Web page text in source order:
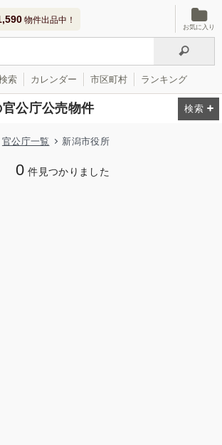
物件出品中！
お気に入り
索 カレンダー 市区町村 ランキング
公庁公売物件
官公庁一覧 新潟市役所
0 件見つかりました